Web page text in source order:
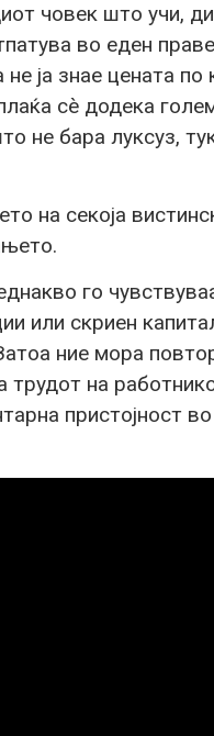
човек што учи,
во еден
не ја знае цената
сè додека
не бара луксуз,
на секоја
го
или скриен
ние мора
трудот на
пристојност